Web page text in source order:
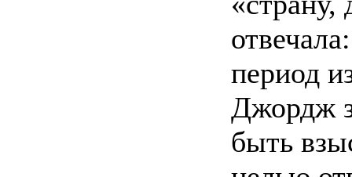
период
Джордж
быть